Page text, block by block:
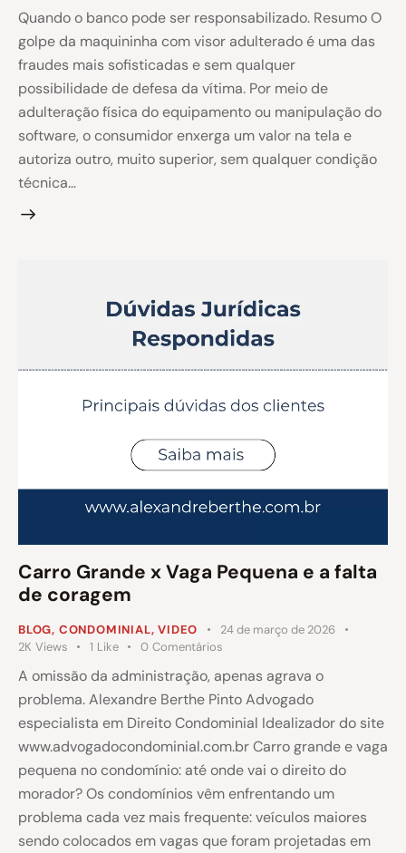
Quando o banco pode ser responsabilizado. Resumo O
golpe da maquininha com visor adulterado é uma das
fraudes mais sofisticadas e sem qualquer
possibilidade de defesa da vítima. Por meio de
adulteração física do equipamento ou manipulação do
software, o consumidor enxerga um valor na tela e
autoriza outro, muito superior, sem qualquer condição
técnica…
Carro Grande x Vaga Pequena e a falta
de coragem
BLOG, CONDOMINIAL,VIDEO
24 de março de 2026
2K Views 1 Like 0 Comentários
A omissão da administração, apenas agrava o
problema. Alexandre Berthe Pinto Advogado
especialista em Direito Condominial Idealizador do site
www.advogadocondominial.com.br Carro grande e vaga
pequena no condomínio: até onde vai o direito do
morador? Os condomínios vêm enfrentando um
problema cada vez mais frequente: veículos maiores
sendo colocados em vagas que foram projetadas em